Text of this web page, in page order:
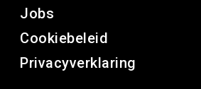
Jobs
Cookiebeleid
Privacyverklaring